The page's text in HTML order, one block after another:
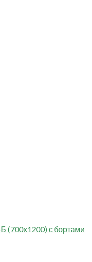
(700х1200) с бортами